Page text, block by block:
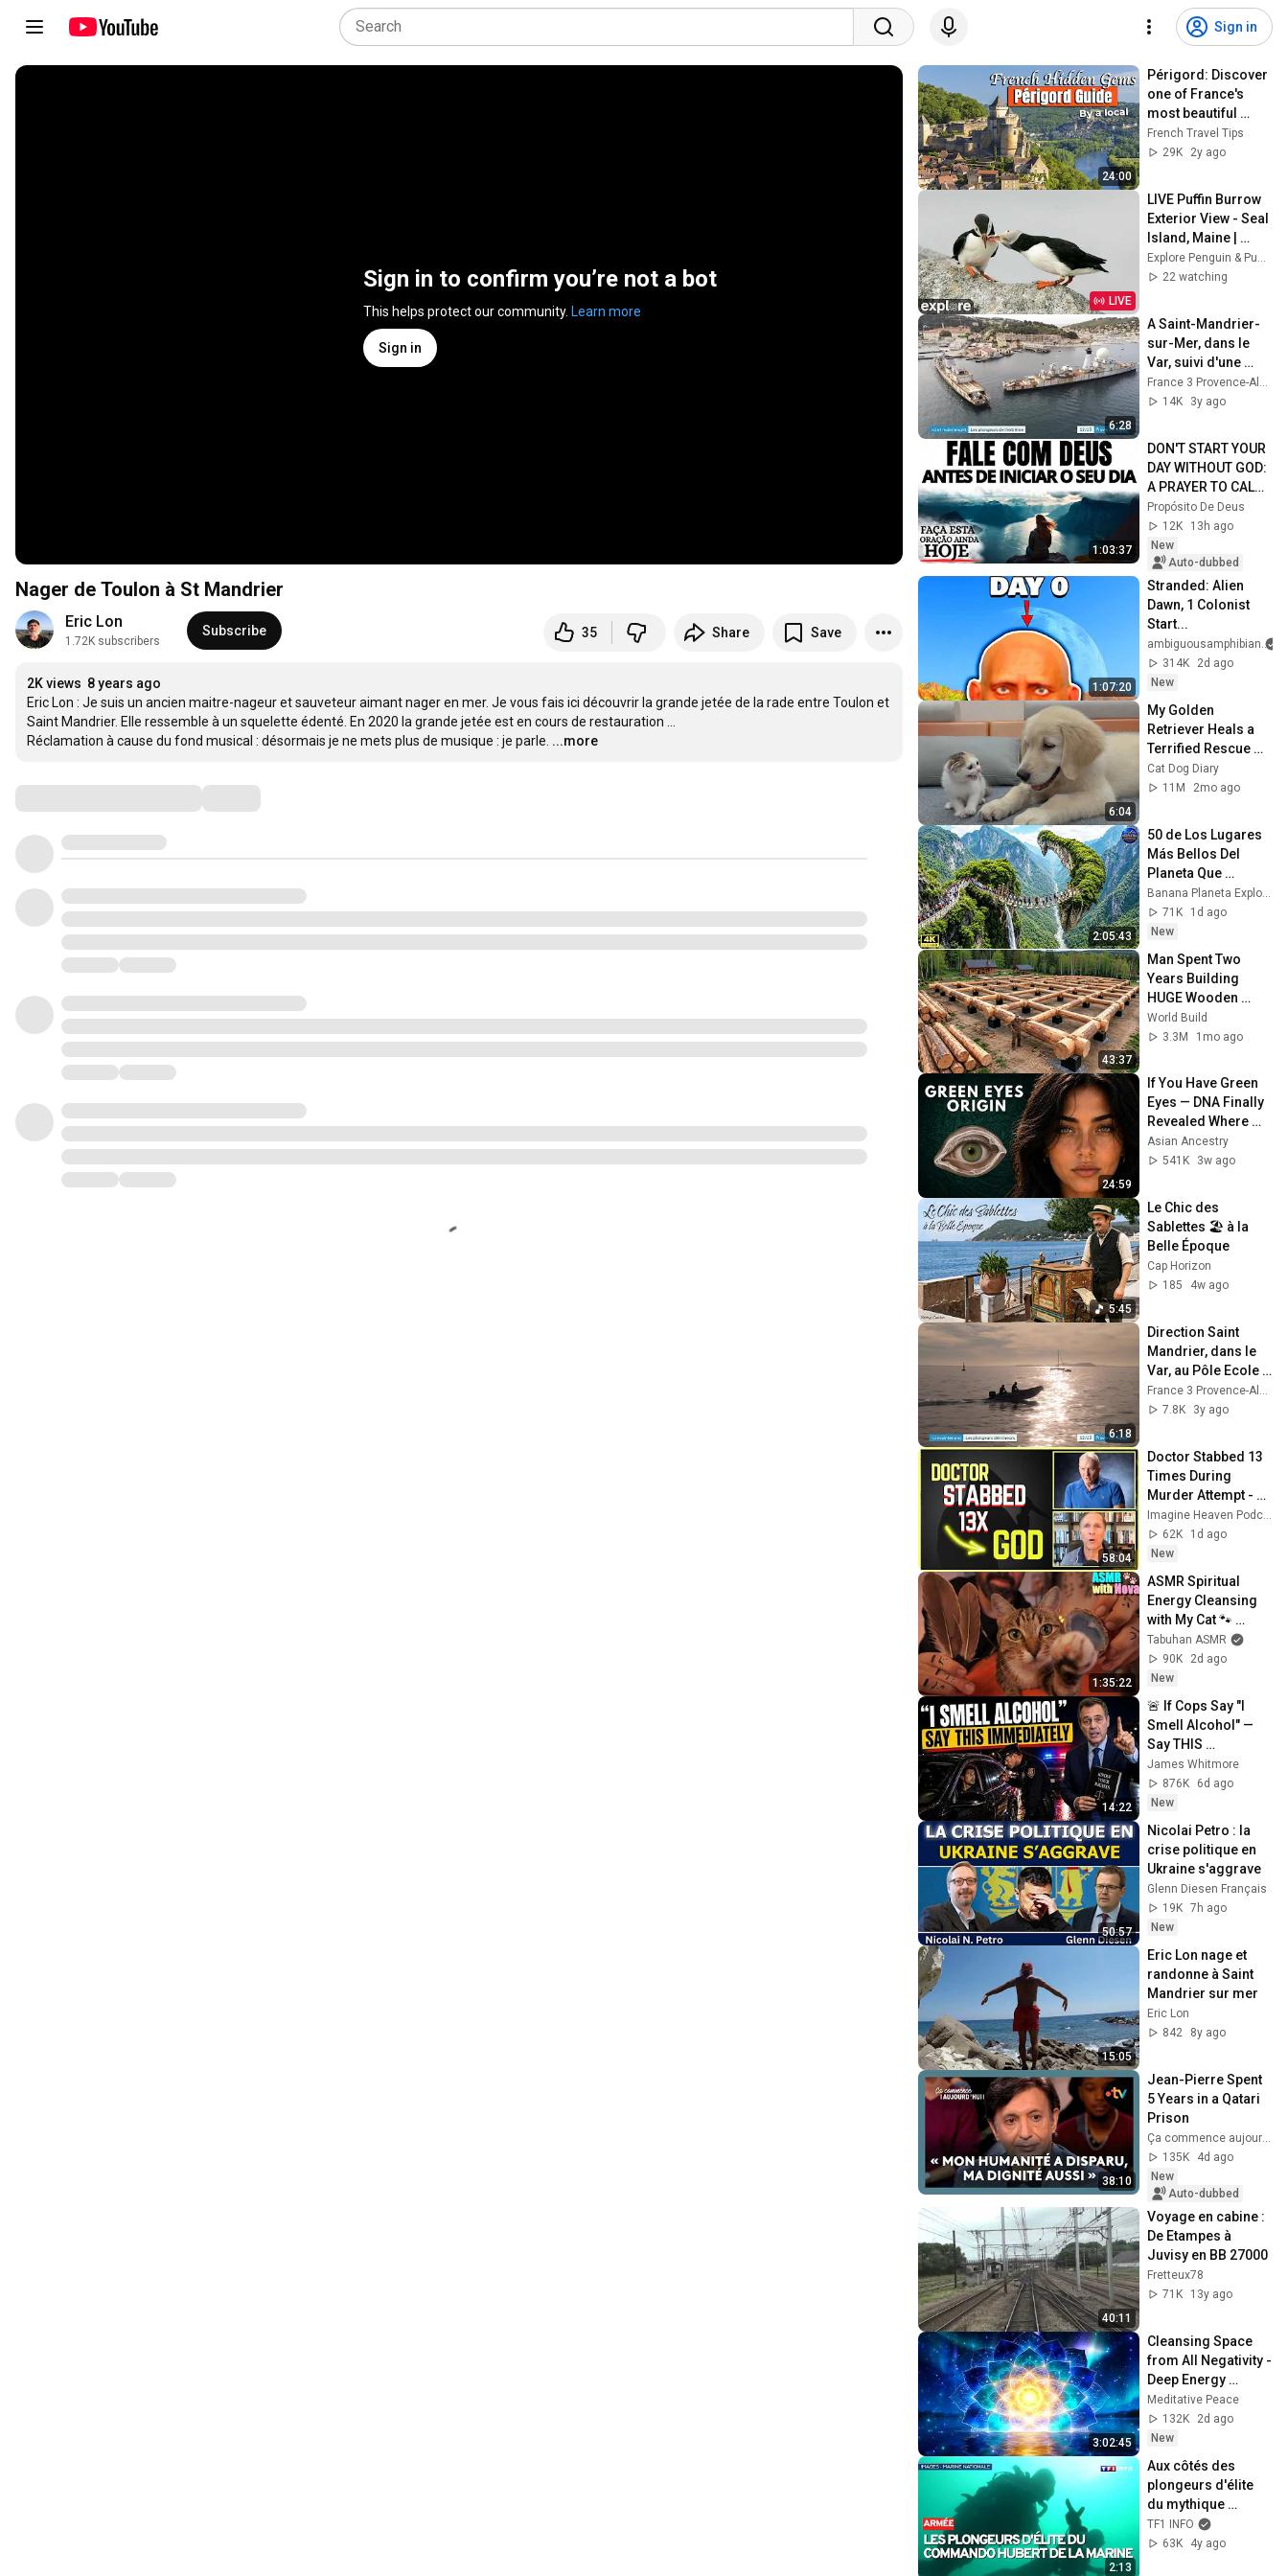
Sign in
Sign in to confirm you’re not a bot
This helps protect our community. Learn more
Sign in
Nager de Toulon à St Mandrier
Eric Lon
1.72K subscribers
Subscribe 35 Share Save
2K views 8 years ago
Eric Lon : Je suis un ancien maitre-nageur et sauveteur aimant nager en mer. Je vous fais ici découvrir la grande jetée de la rade entre Toulon et
Saint Mandrier. Elle ressemble à un squelette édenté. En 2020 la grande jetée est en cours de restauration ...
Réclamation à cause du fond musical : désormais je ne mets plus de musique : je parle. ...more
24:00
Périgord: Discover
one of France's
most beautiful
historical regions
French Travel Tips
29K
2y ago
LIVE
LIVE Puffin Burrow
Exterior View - Seal
Island, Maine |
explore.org
Explore Penguin & Puffin Cams
22 watching
6:28
A Saint-Mandrier-
sur-Mer, dans le
Var, suivi d'une
journée d'exercice
des plongeurs de
France 3 Provence-Alpes-Côte d'Azur
14K
3y ago
1:03:37
DON'T START YOUR
DAY WITHOUT GOD:
A PRAYER TO CALM
YOUR HEART AND
GUIDE YOUR STEPS
Propósito De Deus
12K
13h ago
New
Auto-dubbed
1:07:20
Stranded: Alien
Dawn, 1 Colonist
Start...
ambiguousamphibian
314K
2d ago
New
6:04
My Golden
Retriever Heals a
Terrified Rescue
Kitten in Just 3
Meetings!
Cat Dog Diary
11M
2mo ago
2:05:43
50 de Los Lugares
Más Bellos Del
Planeta Que
Sorprendieron al
Mundo |
Documental 4K
71K
1d ago
New
43:37
Man Spent Two
Years Building
HUGE Wooden
House for his
Family | Start to
@bjornbrenton
World Build
3.3M
1mo ago
24:59
If You Have Green
Eyes — DNA Finally
Revealed Where
They Really Come
From
Asian Ancestry
541K
3w ago
5:45
Le Chic des
Sablettes 🏖️ à la
Belle Époque
Cap Horizon
185
4w ago
6:18
Direction Saint
Mandrier, dans le
Var, au Pôle Ecole
Méditerranée à la
rencontre de
France 3 Provence-Alpes-Côte d'Azur
7.8K
3y ago
58:04
Doctor Stabbed 13
Times During
Murder Attempt -
Then God Showed
Up | Near Death
Experience
Imagine Heaven Podcast with John Burke
62K
1d ago
New
1:35:22
ASMR Spiritual
Energy Cleansing
with My Cat 🐾
Purring & Reiki for
Sleep & Stress
Relief
Tabuhan ASMR
90K
2d ago
New
14:22
🚨 If Cops Say "I
Smell Alcohol" —
Say THIS
Immediately (It's a
Trap)
James Whitmore
876K
6d ago
New
50:57
Nicolai Petro : la
crise politique en
Ukraine s'aggrave
Glenn Diesen Français
19K 7h ago
New
15:05
Eric Lon nage et
randonne à Saint
Mandrier sur mer
Eric Lon
842
8y ago
38:10
Jean-Pierre Spent
5 Years in a Qatari
Prison
Ça commence aujourd'hui - France Télévisions
135K
4d ago
New
Auto-dubbed
40:11
Voyage en cabine :
De Etampes à
Juvisy en BB 27000
Fretteux78
71K
13y ago
3:02:45
Cleansing Space
from All Negativity -
Deep Energy
Clearing and
Protection - 417Hz
Meditative Peace
132K
2d ago
New
2:13
Aux côtés des
plongeurs d'élite
du mythique
commando Hubert
de la Marine
TF1 INFO
63K
4y ago